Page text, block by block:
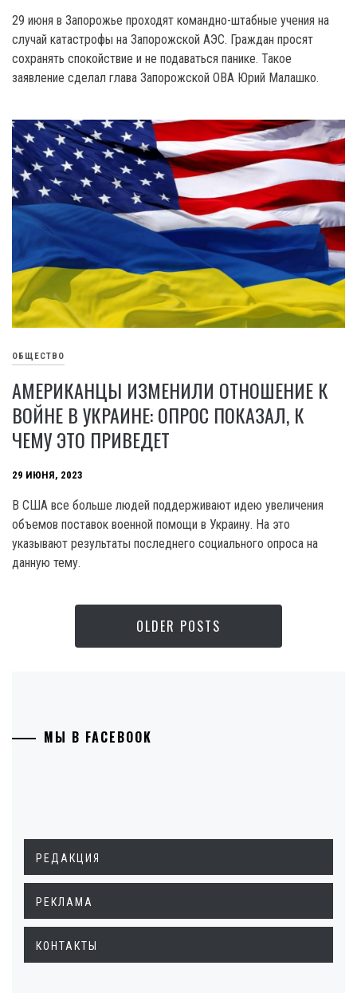
29 июня в Запорожье проходят командно-штабные учения на
случай катастрофы на Запорожской АЭС. Граждан просят
сохранять спокойствие и не подаваться панике. Такое
заявление сделал глава Запорожской OBA Юрий Малашко.
ОБЩЕСТВО
АМЕРИКАНЦЫ ИЗМЕНИЛИ ОТНОШЕНИЕ К
ВОЙНЕ В УКРАИНЕ: ОПРОС ПОКАЗАЛ, К
ЧЕМУ ЭТО ПРИВЕДЕТ
29 ИЮНЯ, 2023
В США все больше людей поддерживают идею увеличения
объемов поставок военной помощи в Украину. На это
указывают результаты последнего социального опроса на
данную тему.
OLDER POSTS
МЫ В FACEBOOK
РЕДАКЦИЯ
РЕКЛАМА
КОНТАКТЫ